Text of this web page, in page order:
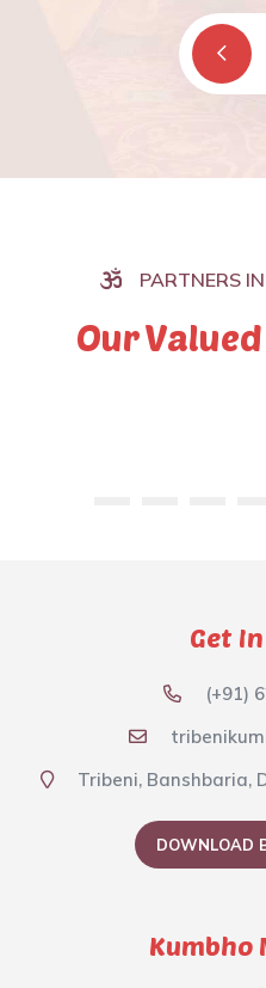
PARTNERS
Our
Get
(+91)
Tribeni, Banshbaria,
DOWNLOAD
Kumbho